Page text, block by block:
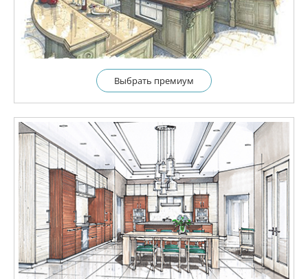
Выбрать премиум